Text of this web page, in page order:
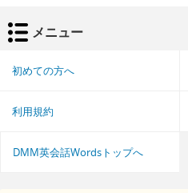
メニュー
初めての方へ
利用規約
DMM英会話Wordsトップへ